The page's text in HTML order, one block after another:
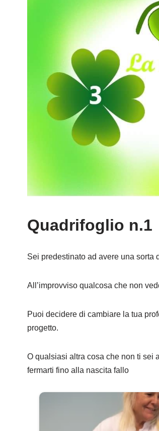
Quadrifoglio n.1
Sei predestinato ad avere una sorta
All’improvviso qualcosa che non
Puoi decidere di cambiare la tua
progetto.
O qualsiasi altra cosa che non ti sei
fermarti fino alla nascita fallo